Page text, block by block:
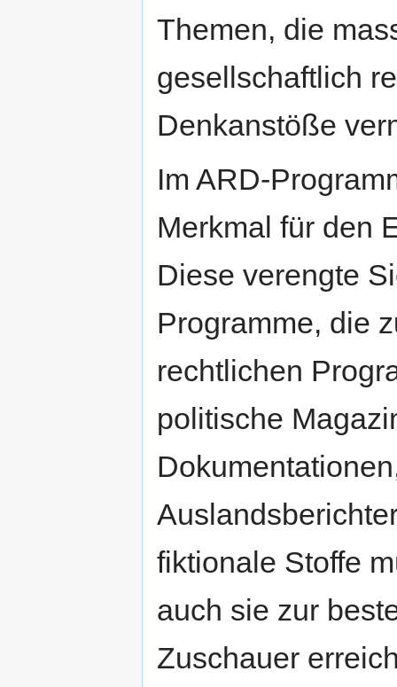
Themen, die
gesellschaftlich
Denkanstöße
Im ARD-
Merkmal für den
Diese verengte
Programme, die
rechtlichen
politische
fiktionale Stoffe
auch sie zur
Zuschauer